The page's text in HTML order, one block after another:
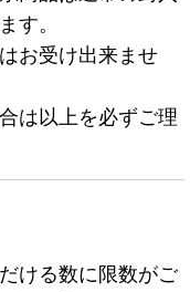
す。
お受け出来ませ
は以上を必ずご理
ける数に限数がご